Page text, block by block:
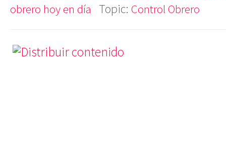
obrero hoy en día Topic: Control Obrero